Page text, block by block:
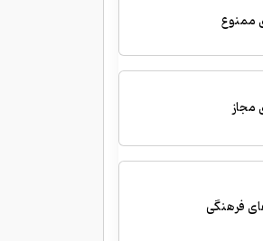
ممنوع
مجاز
فرهنگی